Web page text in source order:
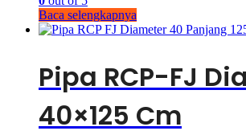
Baca selengkapnya
Pipa RCP-FJ
40×125 Cm